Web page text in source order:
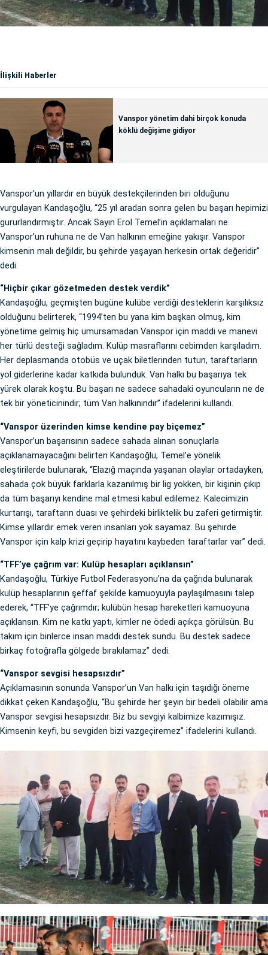
İlişkili Haberler
Vanspor yönetim dahi birçok konuda
köklü değişime gidiyor
Vanspor’un yıllardır en büyük destekçilerinden biri olduğunu
vurgulayan Kandaşoğlu, “25 yıl aradan sonra gelen bu başarı hepimizi
gururlandırmıştır. Ancak Sayın Erol Temel’in açıklamaları ne
Vanspor’un ruhuna ne de Van halkının emeğine yakışır. Vanspor
kimsenin malı değildir, bu şehirde yaşayan herkesin ortak değeridir”
dedi.
“Hiçbir çıkar gözetmeden destek verdik”
Kandaşoğlu, geçmişten bugüne kulübe verdiği desteklerin karşılıksız
olduğunu belirterek, “1994’ten bu yana kim başkan olmuş, kim
yönetime gelmiş hiç umursamadan Vanspor için maddi ve manevi
her türlü desteği sağladım. Kulüp masraflarını cebimden karşıladım.
Her deplasmanda otobüs ve uçak biletlerinden tutun, taraftarların
yol giderlerine kadar katkıda bulunduk. Van halkı bu başarıya tek
yürek olarak koştu. Bu başarı ne sadece sahadaki oyuncuların ne de
tek bir yöneticinindir; tüm Van halkınındır” ifadelerini kullandı.
“Vanspor üzerinden kimse kendine pay biçemez”
Vanspor’un başarısının sadece sahada alınan sonuçlarla
açıklanamayacağını belirten Kandaşoğlu, Temel’e yönelik
eleştirilerde bulunarak, “Elazığ maçında yaşanan olaylar ortadayken,
sahada çok büyük farklarla kazanılmış bir lig yokken, bir kişinin çıkıp
da tüm başarıyı kendine mal etmesi kabul edilemez. Kalecimizin
kurtarışı, taraftarın duası ve şehirdeki birliktelik bu zaferi getirmiştir.
Kimse yıllardır emek veren insanları yok sayamaz. Bu şehirde
Vanspor için kalp krizi geçirip hayatını kaybeden taraftarlar var” dedi.
“TFF’ye çağrım var: Kulüp hesapları açıklansın”
Kandaşoğlu, Türkiye Futbol Federasyonu’na da çağrıda bulunarak
kulüp hesaplarının şeffaf şekilde kamuoyuyla paylaşılmasını talep
ederek, “TFF’ye çağrımdır; kulübün hesap hareketleri kamuoyuna
açıklansın. Kim ne katkı yaptı, kimler ne ödedi açıkça görülsün. Bu
takım için binlerce insan maddi destek sundu. Bu destek sadece
birkaç fotoğrafla gölgede bırakılamaz” dedi.
“Vanspor sevgisi hesapsızdır”
Açıklamasının sonunda Vanspor’un Van halkı için taşıdığı öneme
dikkat çeken Kandaşoğlu, “Bu şehirde her şeyin bir bedeli olabilir ama
Vanspor sevgisi hesapsızdır. Biz bu sevgiyi kalbimize kazımışız.
Kimsenin keyfi, bu sevgiden bizi vazgeçiremez” ifadelerini kullandı.